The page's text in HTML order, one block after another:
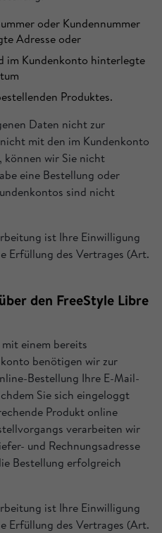
oder Kundennummer
Adresse oder
im Kundenkonto hinterlegte
Produktes.
Daten nicht zur
mit den im Kundenkonto
können wir Sie nicht
eine Bestellung oder
sind nicht
ist Ihre Einwilligung
Erfüllung des Vertrages (Art.
den FreeStyle Libre
einem bereits
benötigen wir zur
Bestellung Ihre E-Mail-
Sie sich eingeloggt
Produkt online
verarbeiten wir
und Rechnungsadresse
Bestellung erfolgreich
ist Ihre Einwilligung
Erfüllung des Vertrages (Art.